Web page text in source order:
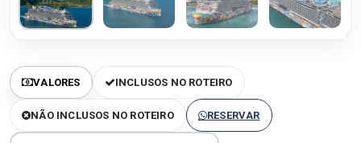
VALORES INCLUSOS NO ROTEIRO
NÃO INCLUSOS NO ROTEIRO RESERVAR